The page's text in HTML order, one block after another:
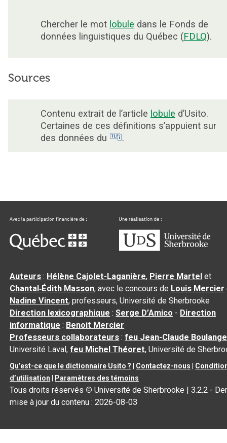
Chercher le mot lobule dans le Fonds de
données linguistiques du Québec (FDLQ).
Sources
Contenu extrait de l’article lobule d’Usito.
Certaines de ces définitions s’appuient sur
des données du
.
Auteurs : Hélène Cajolet-Laganière, Pierre Martel et
Chantal‑Édith Masson, avec le concours de Louis Mercier
Nadine Vincent, professeurs, Université de Sherbrooke
Direction lexicographique :Serge D’Amico - Direction
informatique : Benoit Mercier
Professeurs collaborateurs :feu Jean-Claude
Université Laval,feu Michel Théoret, Université de
Qu’est-ce que le dictionnaire Usito ? Contactez-nous
d’utilisation
Paramètres des témoins
Tous droits réservés © Université de Sherbrooke |3.2.2 -
mise à jour du contenu :2026-08-03